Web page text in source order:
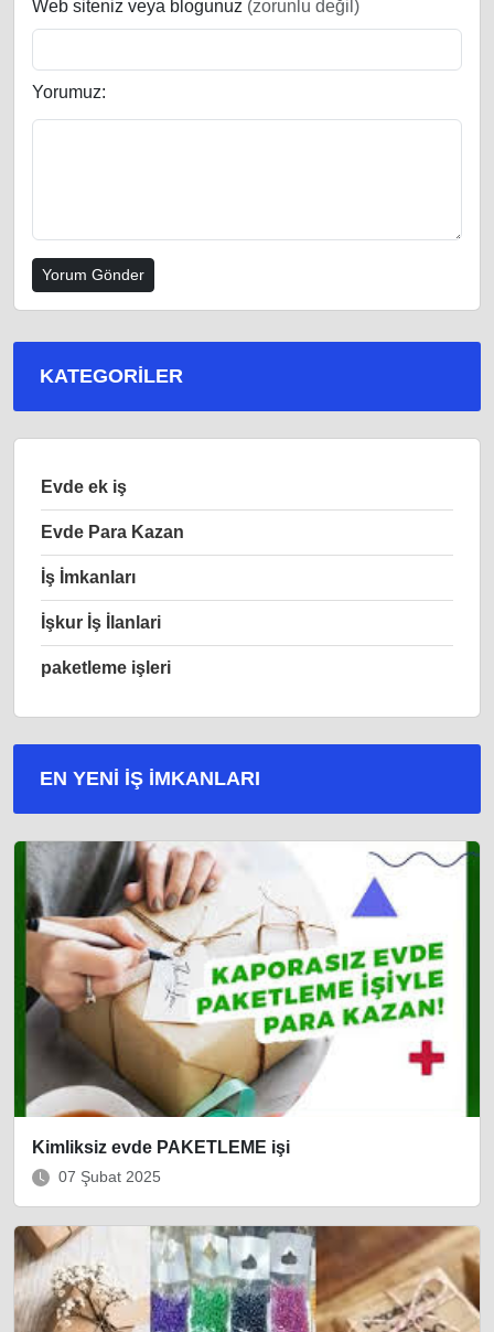
Web siteniz veya blogunuz (zorunlu değil)
Yorumuz:
KATEGORILER
Evde ek iş
Evde Para Kazan
İş İmkanları
İşkur İş İlanlari
paketleme işleri
EN YENI İŞ IMKANLARI
Kimliksiz evde PAKETLEME işi
07 Şubat 2025